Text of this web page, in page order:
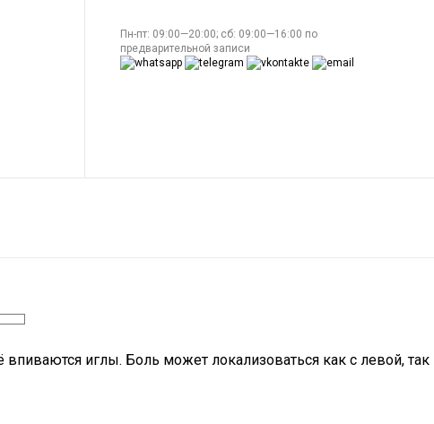
Пн-пт: 09:00—20:00; сб: 09:00—16:00 по
предварительной записи
иглы. Боль может локализоваться как с левой, так